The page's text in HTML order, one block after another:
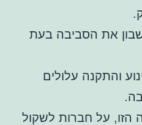
את הסביבה בעת
והתקנה עלולים
על חברות לשקול